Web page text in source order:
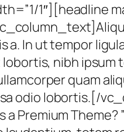
1″][headline
a. In ut tempor
nibh ipsum
quam
odio lobortis.[/
Premium